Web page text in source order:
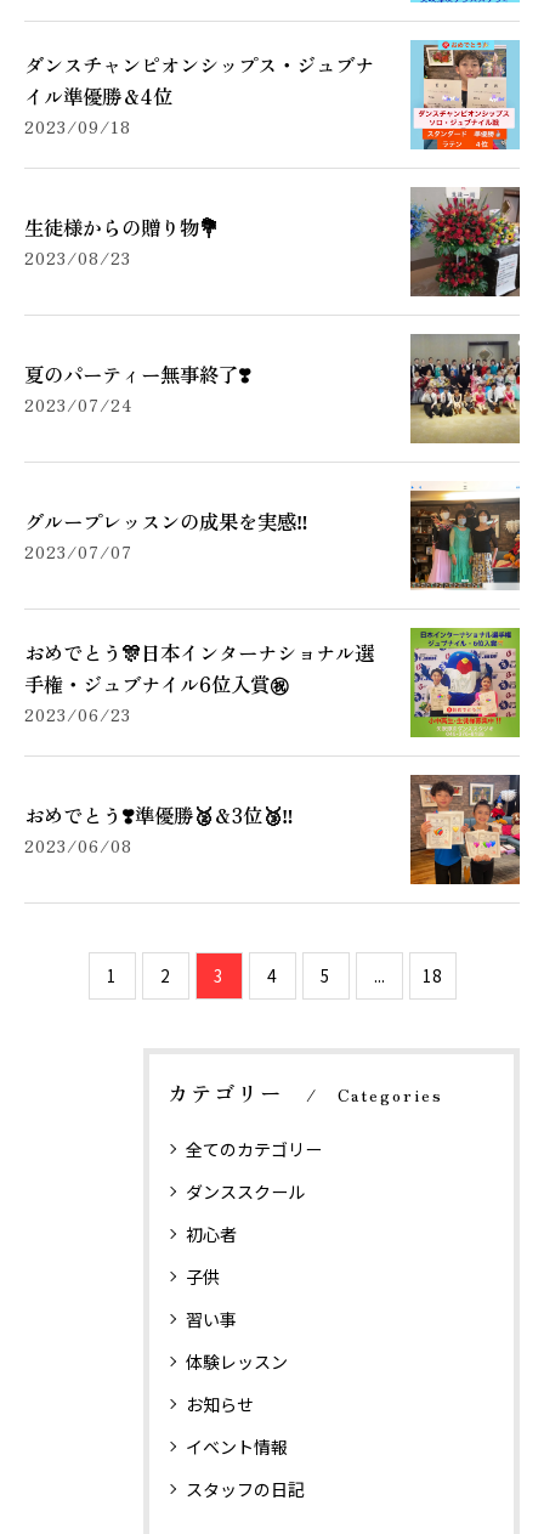
ダンスチャンピオンシップス・ジュブナ
イル準優勝＆4位
2023/09/18
生徒様からの贈り物💐
2023/08/23
夏のパーティー無事終了❣️
2023/07/24
グループレッスンの成果を実感‼️
2023/07/07
おめでとう🎊日本インターナショナル選
手権・ジュブナイル6位入賞㊗️
2023/06/23
おめでとう❣️準優勝🥈＆3位🥉‼️
2023/06/08
1 2 3 4 5 ... 18
カテゴリー Categories
全てのカテゴリー
ダンススクール
初心者
子供
習い事
体験レッスン
お知らせ
イベント情報
スタッフの日記